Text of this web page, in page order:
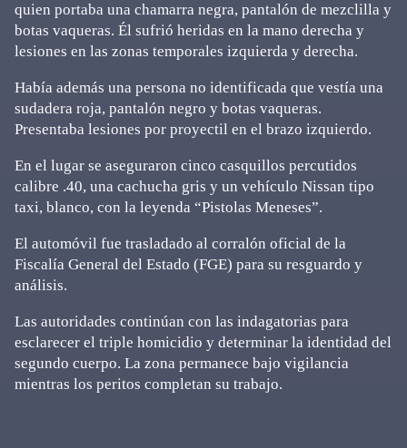
quien portaba una chamarra negra, pantalón de mezclilla y
botas vaqueras. Él sufrió heridas en la mano derecha y
lesiones en las zonas temporales izquierda y derecha.
Había además una persona no identificada que vestía una
sudadera roja, pantalón negro y botas vaqueras.
Presentaba lesiones por proyectil en el brazo izquierdo.
En el lugar se aseguraron cinco casquillos percutidos
calibre .40, una cachucha gris y un vehículo Nissan tipo
taxi, blanco, con la leyenda “Pistolas Meneses”.
El automóvil fue trasladado al corralón oficial de la
Fiscalía General del Estado (FGE) para su resguardo y
análisis.
Las autoridades continúan con las indagatorias para
esclarecer el triple homicidio y determinar la identidad del
segundo cuerpo. La zona permanece bajo vigilancia
mientras los peritos completan su trabajo.